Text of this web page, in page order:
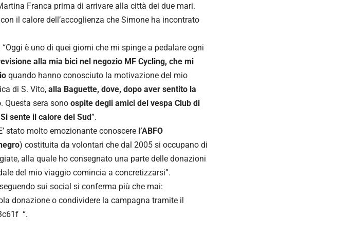
Franca prima di arrivare alla città dei due mari.
il calore dell’accoglienza che Simone ha incontrato
è uno di quei giorni che mi spinge a pedalare ogni
alla mia bici nel negozio MF Cycling, che mi
quando hanno conosciuto la motivazione del mio
di S. Vito, alla Baguette, dove, dopo aver sentito la
. Questa sera sono ospite degli amici del vespa Club di
Si sente il calore del Sud”.
stato molto emozionante conoscere l’ABFO
) costituita da volontari che dal 2005 si occupano di
alla quale ho consegnato una parte delle donazioni
del mio viaggio comincia a concretizzarsi”.
sui social si conferma più che mai:
donazione o condividere la campagna tramite il
“.